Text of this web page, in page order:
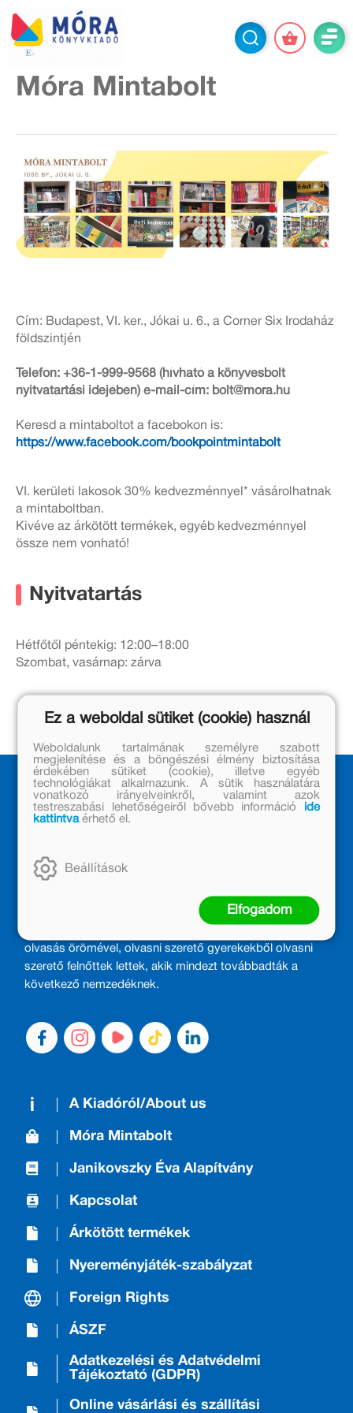
Móra Mintabolt
Cím: Budapest, VI. ker., Jókai u. 6., a Corner Six Irodaház
földszintjén
Telefon: +36-1-999-9568 (hívható a könyvesbolt
nyitvatartási idejében) e-mail-cím: bolt@mora.hu
Keresd a mintaboltot a facebokon is:
https://www.facebook.com/bookpointmintabolt
VI. kerületi lakosok 30% kedvezménnyel* vásárolhatnak
a mintaboltban.
Kivéve az árkötött termékek, egyéb kedvezménnyel
össze nem vonható!
Nyitvatartás
Hétfőtől péntekig: 12:00–18:00
Szombat, vasárnap: zárva
olvasás örömével, olvasni szerető gyerekekből olvasni
szerető felnőttek lettek, akik mindezt továbbadták a
következő nemzedéknek.
A Kiadóról/About us
Móra Mintabolt
Janikovszky Éva Alapítvány
Kapcsolat
Árkötött termékek
Nyereményjáték-szabályzat
Foreign Rights
ÁSZF
Adatkezelési és Adatvédelmi
Tájékoztató (GDPR)
Online vásárlási és szállítási
Ez a weboldal sütiket (cookie) használ
Weboldalunk tartalmának személyre szabott
megjelenítése és a böngészési élmény biztosítása
érdekében sütiket (cookie), illetve egyéb
technológiákat alkalmazunk. A sütik használatára
vonatkozó irányelveinkről, valamint azok
testreszabási lehetőségeiről bővebb információ
ide
kattintvaérhető el.
Beállítások
Elfogadom